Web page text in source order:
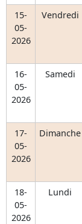
15-
05-
2026
Vendredi
16-
05-
2026
Samedi
17-
05-
2026
Dimanche
18-
05-
2026
Lundi